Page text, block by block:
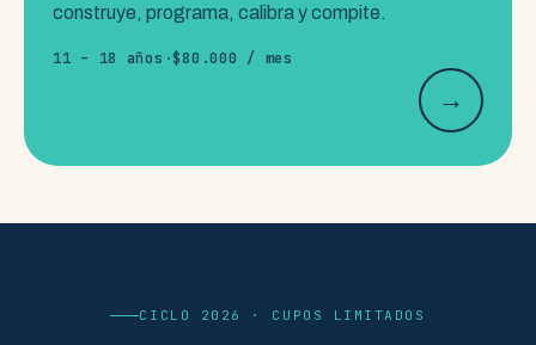
construye, programa, calibra y compite.
11 – 18 años ·$80.000 / mes
→
CICLO 2026 · CUPOS LIMITADOS